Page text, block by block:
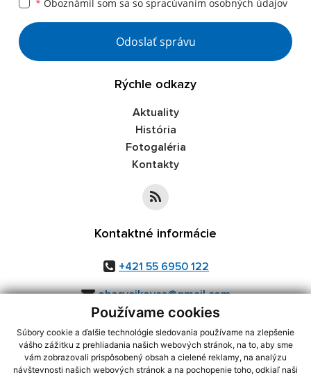
Používame cookies
Súbory cookie a ďalšie technológie sledovania používame na zlepšenie
vášho zážitku z prehliadania našich webových stránok, na to, aby sme
vám zobrazovali prispôsobený obsah a cielené reklamy, na analýzu
návštevnosti našich webových stránok a na pochopenie toho, odkiaľ naši
* Oboznámil som sa so spracúvaním osobných údajov
Odoslať správu
Rýchle odkazy
Aktuality
História
Fotogaléria
Kontakty
Kontaktné informácie
+421 55 6950 122
obecvajkovce@gmail.com
využite možnosť získavania aktuálnych informácií s využitím RSS
CMS systém (redakčný) systém ECHELON 2,Mapa stránok,web portál